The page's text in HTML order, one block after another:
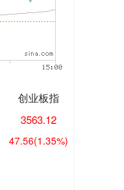
创业板指
3563.12
47.56(1.35%)